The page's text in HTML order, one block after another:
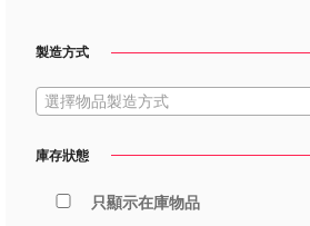
製造方式
選擇物品製造方式
庫存狀態
只顯示在庫物品